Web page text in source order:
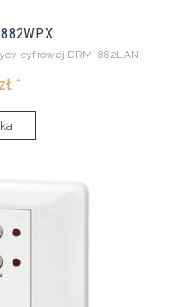
cyfrowej DRM-882LAN.
*